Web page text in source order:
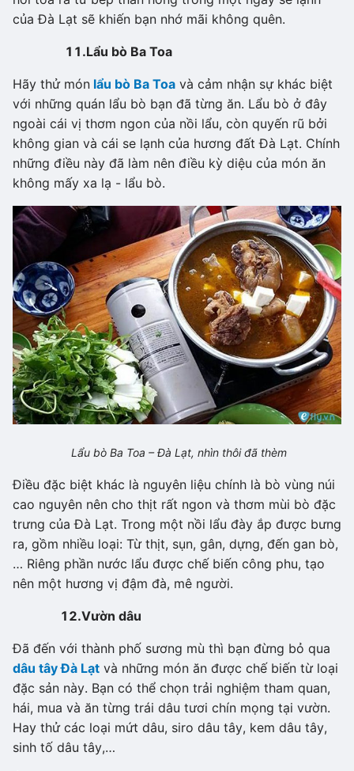
của Đà Lạt sẽ khiến bạn nhớ mãi không quên.
11.Lẩu bò Ba Toa
Hãy thử món lẩu bò Ba Toa và cảm nhận sự khác biệt
với những quán lẩu bò bạn đã từng ăn. Lẩu bò ở đây
ngoài cái vị thơm ngon của nồi lẩu, còn quyến rũ bởi
không gian và cái se lạnh của hương đất Đà Lạt. Chính
những điều này đã làm nên điều kỳ diệu của món ăn
không mấy xa lạ - lẩu bò.
Lẩu bò Ba Toa – Đà Lạt, nhìn thôi đã thèm
Điều đặc biệt khác là nguyên liệu chính là bò vùng núi
cao nguyên nên cho thịt rất ngon và thơm mùi bò đặc
trưng của Đà Lạt. Trong một nồi lẩu đày ắp được bưng
ra, gồm nhiều loại: Từ thịt, sụn, gân, dựng, đến gan bò,
… Riêng phần nước lẩu được chế biến công phu, tạo
nên một hương vị đậm đà, mê người.
12.Vườn dâu
Đã đến với thành phố sương mù thì bạn đừng bỏ qua
dâu tây Đà Lạt và những món ăn được chế biến từ loại
đặc sản này. Bạn có thể chọn trải nghiệm tham quan,
hái, mua và ăn từng trái dâu tươi chín mọng tại vườn.
Hay thử các loại mứt dâu, siro dâu tây, kem dâu tây,
sinh tố dâu tây,…